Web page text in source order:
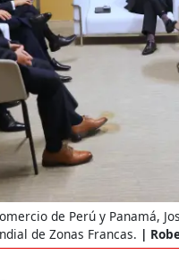
de Perú y Panamá,
de Zonas Francas.